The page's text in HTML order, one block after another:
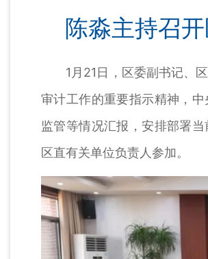
陈淼主持召
1月21日，区委副书记、区
审计工作的重要指示精神，
监管等情况汇报，安排部署
区直有关单位负责人参加。